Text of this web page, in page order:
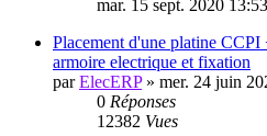
mar. 15 sept. 2020 13:53
Placement d'une platine
armoire electrique et fixation
parElecERP» mer. 24 juin
0 Réponses
12382 Vues